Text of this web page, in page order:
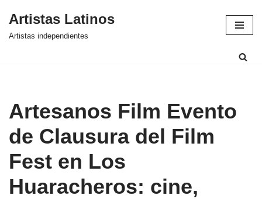
Saltar
Artistas Latinos
Artistas independientes
Artesanos Film Evento
de Clausura del Film
Fest en Los
Huaracheros: cine,